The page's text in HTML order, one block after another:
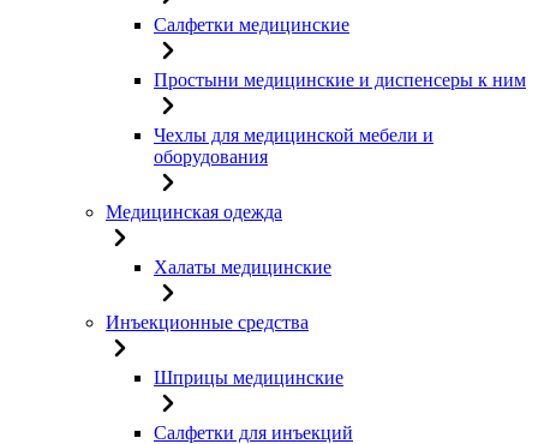
Салфетки медицинские
Простыни медицинские и диспенсеры к ним
Чехлы для медицинской мебели и
оборудования
Медицинская одежда
Халаты медицинские
Инъекционные средства
Шприцы медицинские
Салфетки для инъекций